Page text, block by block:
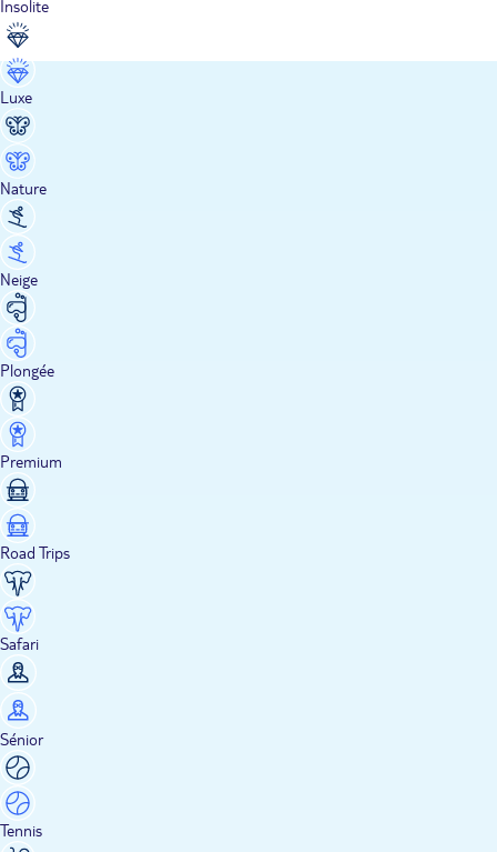
Insolite
Luxe
Nature
Neige
Plongée
Premium
Road Trips
Safari
Sénior
Tennis